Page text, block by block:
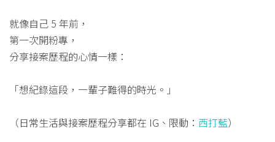
就像自己 5 年前，
第一次開粉專，
分享接案歷程的心情一樣：
「想紀錄這段，一輩子難得的時光。」
（日常生活與接案歷程分享都在 IG、限動： 西打藍）